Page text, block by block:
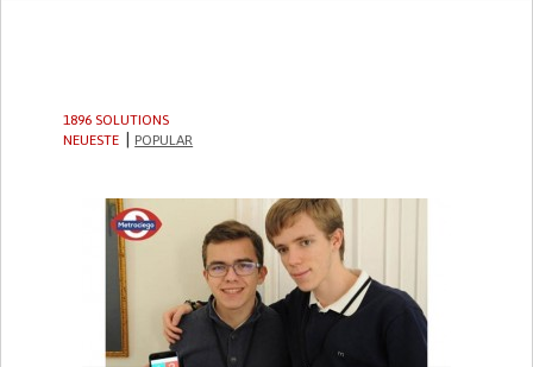
1896 SOLUTIONS
NEUESTE
POPULAR